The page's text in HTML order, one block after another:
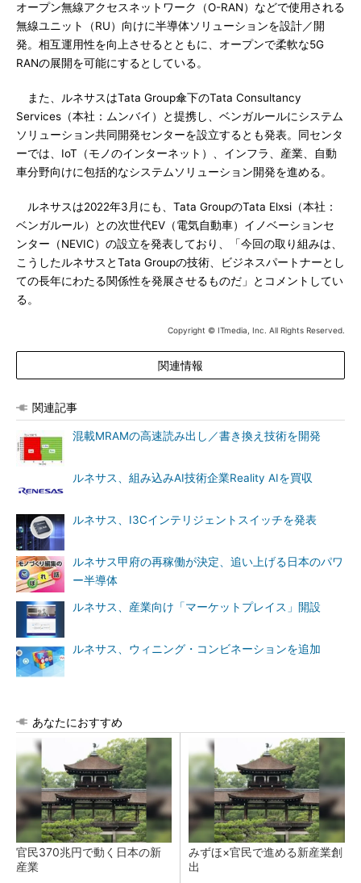
オープン無線アクセスネットワーク（O-RAN）などで使用される
無線ユニット（RU）向けに半導体ソリューションを設計／開
発。相互運用性を向上させるとともに、オープンで柔軟な5G
RANの展開を可能にするとしている。
また、ルネサスはTata Group傘下のTata Consultancy
Services（本社：ムンバイ）と提携し、ベンガルールにシステム
ソリューション共同開発センターを設立するとも発表。同センタ
ーでは、IoT（モノのインターネット）、インフラ、産業、自動
車分野向けに包括的なシステムソリューション開発を進める。
ルネサスは2022年3月にも、Tata GroupのTata Elxsi（本社：
ベンガルール）との次世代EV（電気自動車）イノベーションセ
ンター（NEVIC）の設立を発表しており、「今回の取り組みは、
こうしたルネサスとTata Groupの技術、ビジネスパートナーとし
ての長年にわたる関係性を発展させるものだ」とコメントしてい
る。
Copyright © ITmedia, Inc. All Rights Reserved.
関連情報
関連記事
混載MRAMの高速読み出し／書き換え技術を開発
ルネサス、組み込みAI技術企業Reality AIを買収
ルネサス、I3Cインテリジェントスイッチを発表
ルネサス甲府の再稼働が決定、追い上げる日本のパワ
ー半導体
ルネサス、産業向け「マーケットプレイス」開設
ルネサス、ウィニング・コンビネーションを追加
あなたにおすすめ
官民370兆円で動く日本の新
産業
みずほ×官民で進める新産業創
出